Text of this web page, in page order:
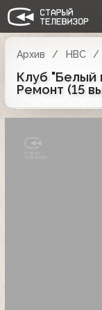
Архив НВС
Клуб "Белый
Ремонт (15